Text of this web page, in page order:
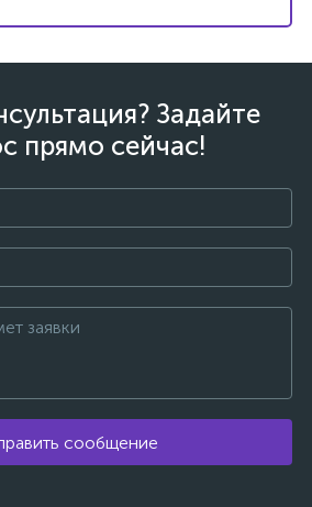
Задайте
прямо сейчас!
сообщение